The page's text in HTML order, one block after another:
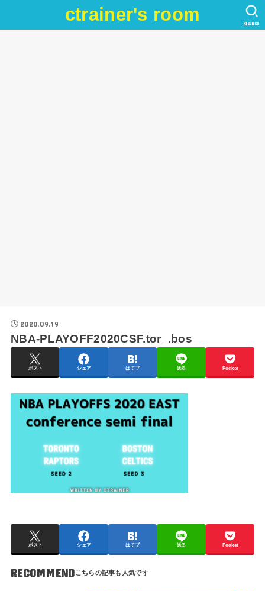
ctrainer's room SEARCH
2020.09.19
NBA-PLAYOFF2020CSF.tor_.bos_
ポスト シェア はてブ 送る Pocket
ポスト シェア はてブ 送る Pocket
RECOMMEND